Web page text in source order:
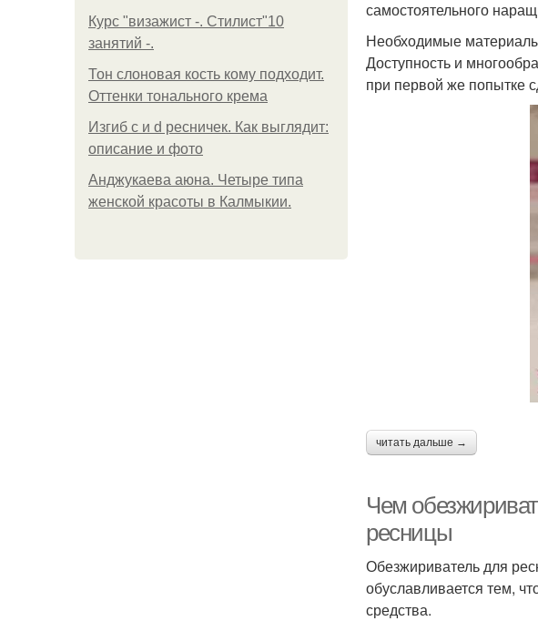
Курс "визажист -. Стилист"10
занятий -.
Тон слоновая кость кому подходит.
Оттенки тонального крема
Изгиб c и d ресничек. Как выглядит:
описание и фото
Анджукаева аюна. Четыре типа
женской красоты в Калмыкии.
самостоятельного
Необходимые
Доступность и
при первой же попытке
читать дальше →
Чем
ресницы
Обезжириватель для
обуславливается тем,
средства.